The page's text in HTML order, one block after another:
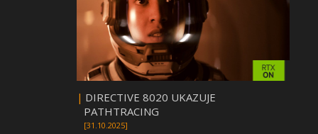
| DIRECTIVE 8020 UKAZUJE
PATHTRACING
[31.10.2025]